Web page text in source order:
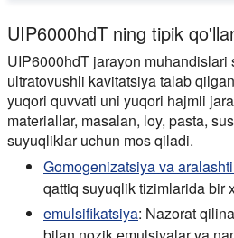
UIP6000hdT ning tipik
UIP6000hdT jarayon
ultratovushli kavitatsiya talab
yuqori quvvati uni yuqori hajmli
materiallar, masalan, loy, pasta,
suyuqliklar uchun mos qiladi.
Gomogenizatsiya va
qattiq suyuqlik tizimlarida bir
emulsifikatsiya: Nazorat